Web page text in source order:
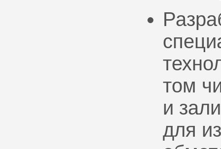
том
и
для